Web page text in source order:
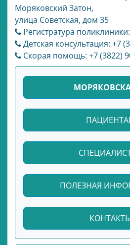
Моряковский Затон,
улица Советская, дом 35
Регистратура
Детская консультация: +7
Скорая помощь: +7 (3822)
ПОЛЕЗНАЯ